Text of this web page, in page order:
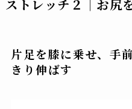
ストレッチ２｜お尻
片足を膝に乗せ、手
きり伸ばす